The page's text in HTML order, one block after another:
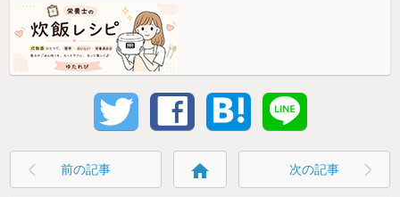
前の記事 home 次の記事